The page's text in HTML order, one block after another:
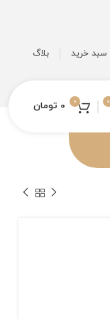
سبد خرید بلاگ
0
0
0 تومان